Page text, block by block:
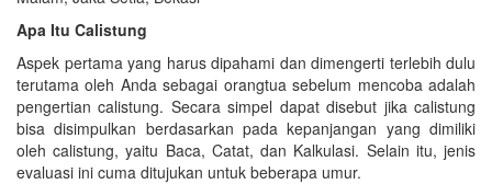
Apa Itu Calistung
Aspek pertama yang harus dipahami dan dimengerti terlebih dulu
terutama oleh Anda sebagai orangtua sebelum mencoba adalah
pengertian calistung. Secara simpel dapat disebut jika calistung
bisa disimpulkan berdasarkan pada kepanjangan yang dimiliki
oleh calistung, yaitu Baca, Catat, dan Kalkulasi. Selain itu, jenis
evaluasi ini cuma ditujukan untuk beberapa umur.